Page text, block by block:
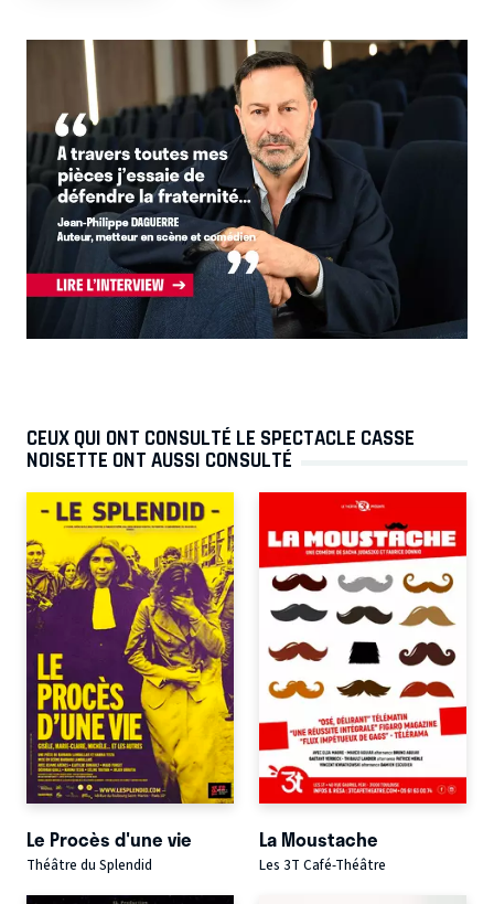
CEUX QUI ONT CONSULTÉ LE SPECTACLE CASSE
NOISETTE ONT AUSSI CONSULTÉ
Le Procès d'une vie
Théâtre du Splendid
La Moustache
Les 3T Café-Théâtre